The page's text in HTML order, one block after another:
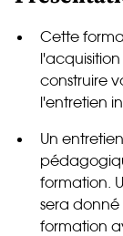
Cette
construire
l'entretien
Un
formation.
sera
formation